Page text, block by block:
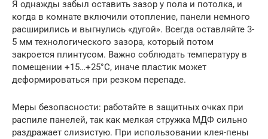
Я однажды забыл оставить зазор у пола и потолка, и
когда в комнате включили отопление, панели немного
расширились и выгнулись «дугой». Всегда оставляйте 3-
5 мм технологического зазора, который потом
закроется плинтусом. Важно соблюдать температуру в
помещении +15…+25°C, иначе пластик может
деформироваться при резком перепаде.
Меры безопасности: работайте в защитных очках при
распиле панелей, так как мелкая стружка МДФ сильно
раздражает слизистую. При использовании клея-пены